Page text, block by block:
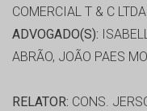
COMERCIAL T & C LTDA
ADVOGADO(S):
ABRÃO, JOÃO PAES
RELATOR: CONS.